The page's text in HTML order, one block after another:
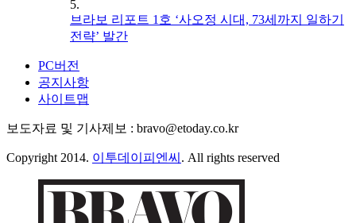
5.
브라보 리포트 1호 ‘사오정 시대, 73세까지 일하기
전략’ 발간
PC버전
공지사항
사이트맵
보도자료 및 기사제보 : bravo@etoday.co.kr
Copyright 2014. 이투데이피엔씨 . All rights reserved